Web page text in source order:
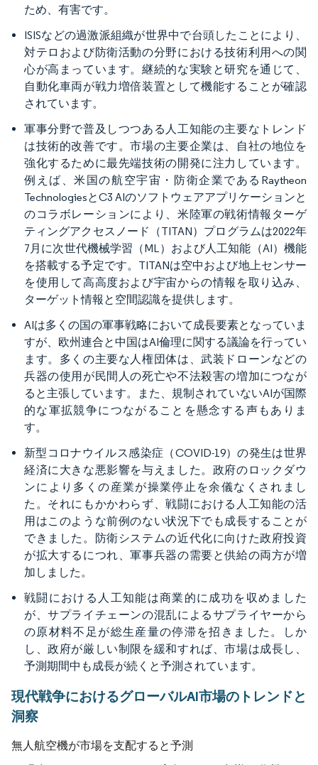
ため、有害です。
ISISなどの過激派組織が世界中で台頭したことにより、
対テロおよび防衛活動の分野における技術利用への関
心が高まっています。継続的な実験と研究を通じて、
自動化車両が戦力増倍装置として機能することが確認
されています。
軍事分野で普及しつつある人工知能の主要なトレンド
は技術的改善です。市場の主要企業は、自社の地位を
強化するために最先端技術の開発に注力しています。
例えば、米国の航空宇宙・防衛企業であるRaytheon
TechnologiesとC3 AIのソフトウェアアプリケーションと
のコラボレーションにより、米陸軍の戦術情報ターゲ
ティングアクセスノード（TITAN）プログラムは2022年
7月に次世代機械学習（ML）および人工知能（AI）機能
を搭載する予定です。TITANは空中および地上センサー
を使用して高高度および宇宙からの情報を取り込み、
ターゲット情報と空間認識を提供します。
AIは多くの国の軍事戦略において成長要素となっていま
すが、欧州連合と中国はAI倫理に関する議論を行ってい
ます。多くの主要な人権団体は、武装ドローンなどの
兵器の使用が民間人の死亡や不法殺害の増加につなが
ると主張しています。また、規制されていないAIが国際
的な軍拡競争につながることを懸念する声もありま
す。
新型コロナウイルス感染症（COVID-19）の発生は世界
経済に大きな悪影響を与えました。政府のロックダウ
ンにより多くの産業が操業停止を余儀なくされまし
た。それにもかかわらず、戦闘における人工知能の活
用はこのような前例のない状況下でも成長することが
できました。防衛システムの近代化に向けた政府投資
が拡大するにつれ、軍事兵器の需要と供給の両方が増
加しました。
戦闘における人工知能は商業的に成功を収めました
が、サプライチェーンの混乱によるサプライヤーから
の原材料不足が総生産量の停滞を招きました。しか
し、政府が厳しい制限を緩和すれば、市場は成長し、
予測期間中も成長が続くと予測されています。
現代戦争におけるグローバルAI市場のトレンドと
洞察
無人航空機が市場を支配すると予測